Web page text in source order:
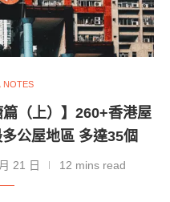
NOTES
篇（上）】260+香港屋
公屋地區 多達35個
21 日 12 mins read